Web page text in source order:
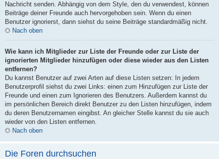
Nachricht senden. Abhängig von dem Style, den du verwendest, können
Beiträge deiner Freunde auch hervorgehoben sein. Wenn du einen
Benutzer ignorierst, dann siehst du seine Beiträge standardmäßig nicht.
Nach oben
Wie kann ich Mitglieder zur Liste der Freunde oder zur Liste der
ignorierten Mitglieder hinzufügen oder diese wieder aus den Listen
entfernen?
Du kannst Benutzer auf zwei Arten auf diese Listen setzen: In jedem
Benutzerprofil siehst du zwei Links: einen zum Hinzufügen zur Liste der
Freunde und einen zum Ignorieren des Benutzers. Außerdem kannst du
im persönlichen Bereich direkt Benutzer zu den Listen hinzufügen, indem
du deren Benutzernamen eingibst. An gleicher Stelle kannst du sie auch
wieder von den Listen entfernen.
Nach oben
Die Foren durchsuchen